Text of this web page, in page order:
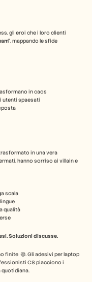
gli eroi che i loro clienti
, mappando le sfide
in caos
utenti spaesati
in una vera
hanno sorriso ai villain e
scala
qualità
Soluzioni discusse.
finite  😅. Gli adesivi per laptop
CS piacciono i
quotidiana.